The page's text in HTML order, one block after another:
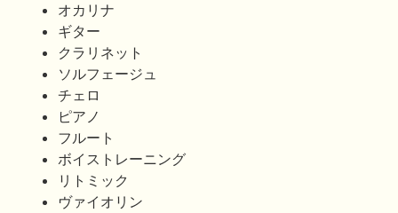
オカリナ
ギター
クラリネット
ソルフェージュ
チェロ
ピアノ
フルート
ボイストレーニング
リトミック
ヴァイオリン